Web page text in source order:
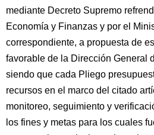
mediante Decreto Supremo
Economía y Finanzas y por el
correspondiente, a propuesta de
favorable de la Dirección General
siendo que cada Pliego
recursos en el marco del citado
monitoreo, seguimiento y
los fines y metas para los cuales